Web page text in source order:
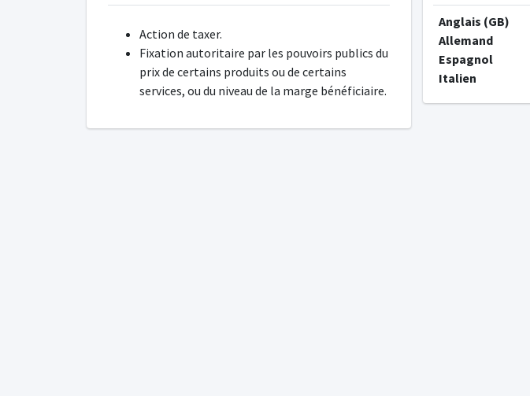
Action de taxer.
Fixation autoritaire par les pouvoirs publics du
prix de certains produits ou de certains
services, ou du niveau de la marge bénéficiaire.
Anglais (GB)
Allemand
Espagnol
Italien